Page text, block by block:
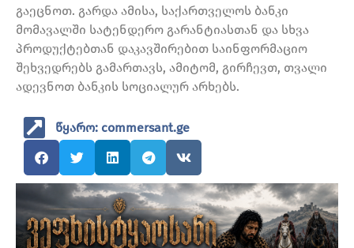
გაეცნოთ. გარდა ამისა, საქართველოს ბანკი
მომავალში სატენდერო გარანტიასთან და სხვა
პროდუქტებთან დაკავშირებით საინფორმაციო
შეხვედრებს გამართავს, ამიტომ, გირჩევთ, თვალი
ადევნოთ ბანკის სოციალურ არხებს.
წყარო: commersant.ge